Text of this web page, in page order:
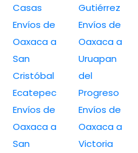
Casas
Envíos de
Oaxaca a
San
Cristóbal
Ecatepec
Envíos de
Oaxaca a
San
Gutiérrez
Envíos de
Oaxaca a
Uruapan
del
Progreso
Envíos de
Oaxaca a
Victoria